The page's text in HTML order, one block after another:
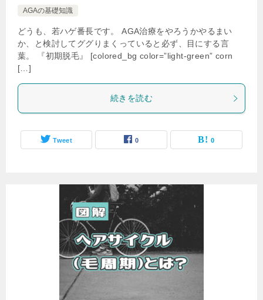
AGAの基礎知識
どうも、若ハゲ番長です。 AGA治療をやろうかやるまい
か、と検討してググりまくっていると必ず、目にする言
葉。 『初期脱毛』 [colored_bg color=”light‐green” corn
[…]
続きを読む
Tweet 0 0